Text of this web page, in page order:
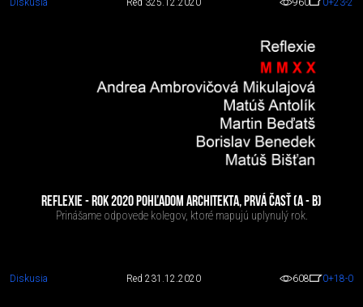
Diskusia Red 325.12.2020 960 0+23-2
REFLEXIE - ROK 2020 POHĽADOM ARCHITEKTA, PRVÁ ČASŤ (A - B)
Prinášame odpovede kolegov, ktoré mapujú uplynulý rok.
Diskusia Red 231.12.2020 608 0+18-0